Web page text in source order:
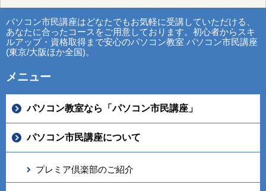
パソコン市民講座はどなたでもお気軽に受講していただける、
あなたに合ったコースをご用意しております。初心者からスキ
ルアップ・資格取得まで安心のパソコン教室 パソコン市民講座
(東京/大阪ほか全国)。
メニュー
パソコン教室なら「パソコン市民講座」
パソコン市民講座について
プレミア倶楽部のご紹介